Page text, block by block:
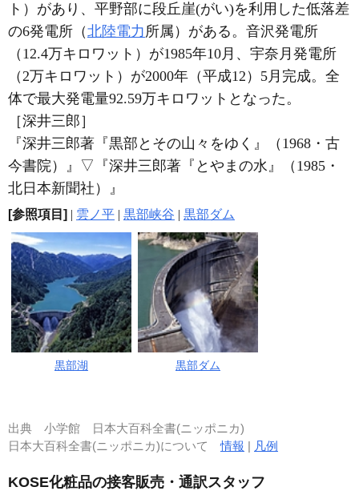
ト）があり、平野部に段丘崖(がい)を利用した低落差
の6発電所（北陸電力所属）がある。音沢発電所
（12.4万キロワット）が1985年10月、宇奈月発電所
（2万キロワット）が2000年（平成12）5月完成。全
体で最大発電量92.59万キロワットとなった。
［深井三郎］
『深井三郎著『黒部とその山々をゆく』（1968・古
今書院）』 ▽ 『深井三郎著『とやまの水』（1985・
北日本新聞社）』
[参照項目] | 雲ノ平 | 黒部峡谷 | 黒部ダム
黒部湖 黒部ダム
出典 小学館 日本大百科全書(ニッポニカ)
日本大百科全書(ニッポニカ)について情報 | 凡例
KOSE化粧品の接客販売・通訳スタッフ